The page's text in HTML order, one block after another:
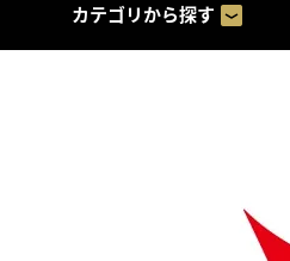
カテゴリから探す